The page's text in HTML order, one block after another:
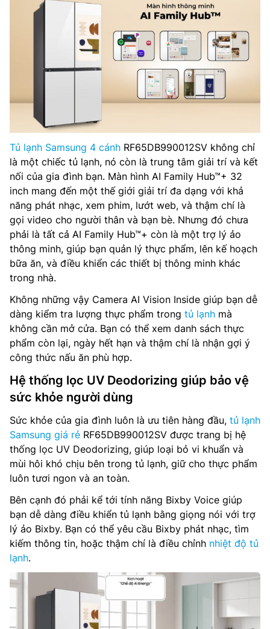
Tủ lạnh Samsung 4 cánh RF65DB990012SV không chỉ
là một chiếc tủ lạnh, nó còn là trung tâm giải trí và kết
nối của gia đình bạn. Màn hình AI Family Hub™+ 32
inch mang đến một thế giới giải trí đa dạng với khả
năng phát nhạc, xem phim, lướt web, và thậm chí là
gọi video cho người thân và bạn bè. Nhưng đó chưa
phải là tất cả AI Family Hub™+ còn là một trợ lý ảo
thông minh, giúp bạn quản lý thực phẩm, lên kế hoạch
bữa ăn, và điều khiển các thiết bị thông minh khác
trong nhà.
Không những vậy Camera AI Vision Inside giúp bạn dễ
dàng kiểm tra lượng thực phẩm trong tủ lạnh mà
không cần mở cửa. Bạn có thể xem danh sách thực
phẩm còn lại, ngày hết hạn và thậm chí là nhận gợi ý
công thức nấu ăn phù hợp.
Hệ thống lọc UV Deodorizing giúp bảo vệ
sức khỏe người dùng
Sức khỏe của gia đình luôn là ưu tiên hàng đầu, tủ lạnh
Samsung giá rẻ RF65DB990012SV được trang bị hệ
thống lọc UV Deodorizing, giúp loại bỏ vi khuẩn và
mùi hôi khó chịu bên trong tủ lạnh, giữ cho thực phẩm
luôn tươi ngon và an toàn.
Bên cạnh đó phải kể tới tính năng Bixby Voice giúp
bạn dễ dàng điều khiển tủ lạnh bằng giọng nói với trợ
lý ảo Bixby. Bạn có thể yêu cầu Bixby phát nhạc, tìm
kiếm thông tin, hoặc thậm chí là điều chỉnh nhiệt độ tủ
lạnh.